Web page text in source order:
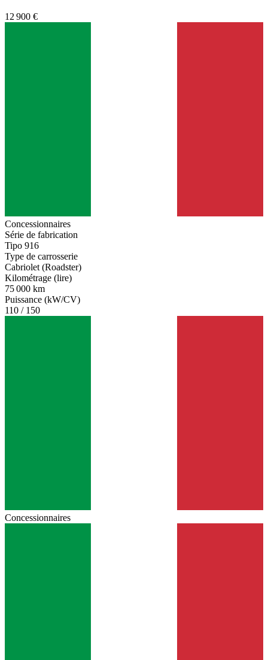
12 900 €
Concessionnaires
Série de fabrication
Tipo 916
Type de carrosserie
Cabriolet (Roadster)
Kilométrage (lire)
75 000 km
Puissance (kW/CV)
110 / 150
Concessionnaires